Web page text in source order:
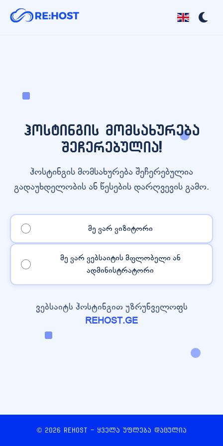
ჰოსტინგის მომსახურება
შეჩერებულია!
ჰოსტინგის მომსახურება შეჩერებულია
გადაუხდელობის ან წესების დარღვევის გამო.
მე ვარ ვიზიტორი
მე ვარ ვებსაიტის მფლობელი ან
ადმინისტრატორი
ვებსაიტს ჰოსტინგით უზრუნველოფს
REHOST.GE
© 2026 REHOST - ყველა უფლება დაცულია